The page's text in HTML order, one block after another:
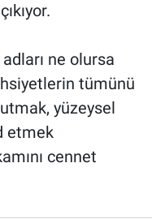
ne olursa
tümünü
yüzeysel
etmek
cennet